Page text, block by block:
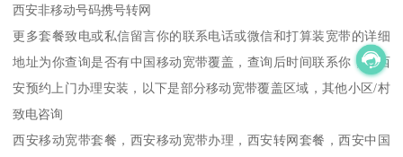
西安非移动号码携号转网
更多套餐致电或私信留言你的联系电话或微信和打算装宽带的详细
地址为你查询是否有中国移动宽带覆盖，查询后时间联系你，全西
安预约上门办理安装，以下是部分移动宽带覆盖区域，其他小区/村
致电咨询
西安移动宽带套餐，西安移动宽带办理，西安转网套餐，西安中国